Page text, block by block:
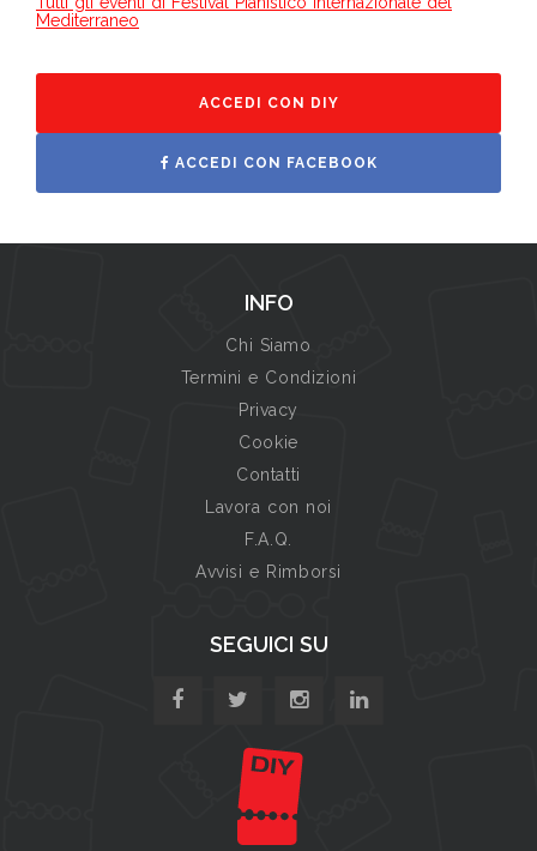
Mediterraneo
ACCEDI CON DIY
ACCEDI CON FACEBOOK
INFO
Chi Siamo
Termini e Condizioni
Privacy
Cookie
Contatti
Lavora con noi
F.A.Q.
Avvisi e Rimborsi
SEGUICI SU